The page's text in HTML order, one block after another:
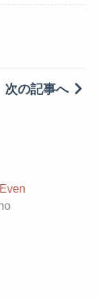
次の記事へ
Even